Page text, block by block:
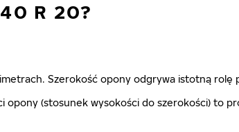
R 20?
Szerokość opony odgrywa istotną rolę
opony (stosunek wysokości do szerokości) to